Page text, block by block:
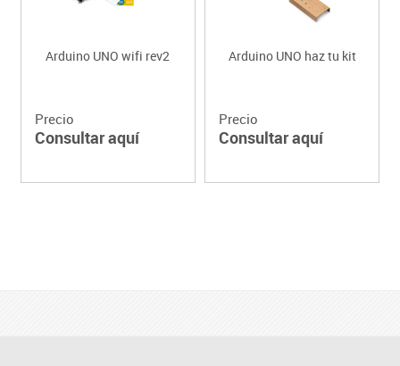
Arduino UNO wifi rev2
Precio
Consultar aquí
Arduino UNO haz tu kit
Precio
Consultar aquí